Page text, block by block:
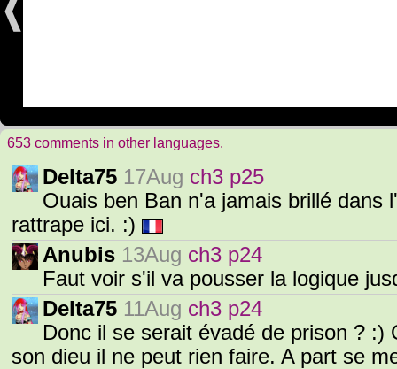
653 comments in other languages.
Delta75 17Aug ch3 p25
Ouais ben Ban n'a jamais brillé dans
rattrape ici. :)
Anubis 13Aug ch3 p24
Faut voir s'il va pousser la logique
Delta75 11Aug ch3 p24
Donc il se serait évadé de prison ?
son dieu il ne peut rien faire. A part se